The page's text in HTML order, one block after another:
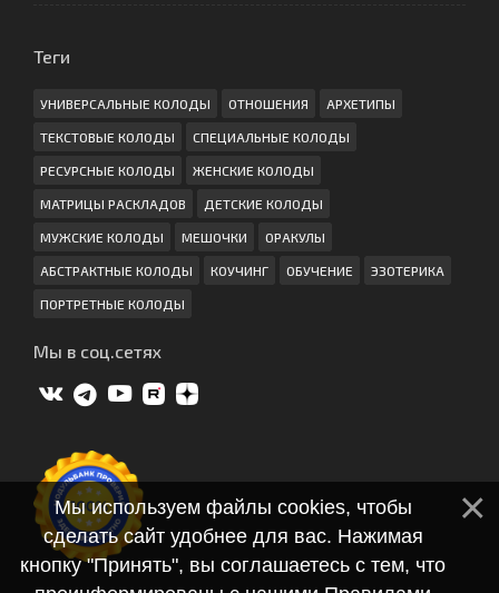
Теги
УНИВЕРСАЛЬНЫЕ КОЛОДЫ ОТНОШЕНИЯ АРХЕТИПЫ
ТЕКСТОВЫЕ КОЛОДЫ СПЕЦИАЛЬНЫЕ КОЛОДЫ
РЕСУРСНЫЕ КОЛОДЫ ЖЕНСКИЕ КОЛОДЫ
МАТРИЦЫ РАСКЛАДОВ ДЕТСКИЕ КОЛОДЫ
МУЖСКИЕ КОЛОДЫ МЕШОЧКИ ОРАКУЛЫ
АБСТРАКТНЫЕ КОЛОДЫ КОУЧИНГ ОБУЧЕНИЕ ЭЗОТЕРИКА
ПОРТРЕТНЫЕ КОЛОДЫ
Мы в соц.сетях
Мы используем файлы cookies, чтобы
сделать сайт удобнее для вас. Нажимая
кнопку "Принять", вы соглашаетесь с тем, что